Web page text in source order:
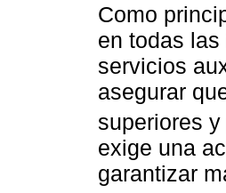
Como
en todas
servicios
asegurar
superiores
exige una
garantizar